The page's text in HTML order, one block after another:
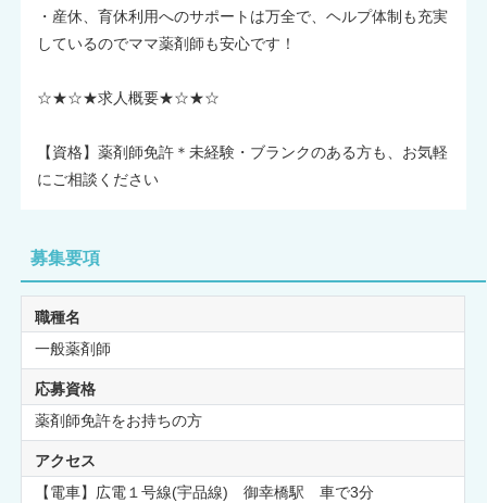
・産休、育休利用へのサポートは万全で、ヘルプ体制も充実
しているのでママ薬剤師も安心です！
☆★☆★求人概要★☆★☆
【資格】薬剤師免許＊未経験・ブランクのある方も、お気軽
にご相談ください
募集要項
職種名
一般薬剤師
応募資格
薬剤師免許をお持ちの方
アクセス
【電車】広電１号線(宇品線) 御幸橋駅 車で3分